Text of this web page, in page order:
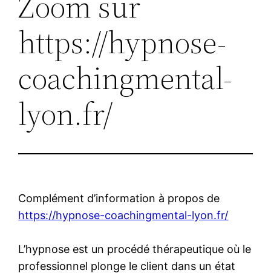
https://hypnose-
coachingmental-
lyon.fr/
Complément d’information à propos de
https://hypnose-coachingmental-lyon.fr/
L’hypnose est un procédé thérapeutique où le
professionnel plonge le client dans un état